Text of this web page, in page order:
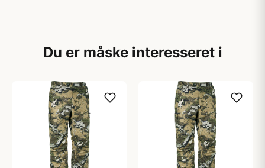
Du er måske interesseret i